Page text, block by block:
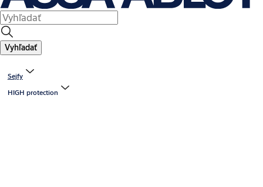
Vyhľadať
Sejfy
HIGH protection